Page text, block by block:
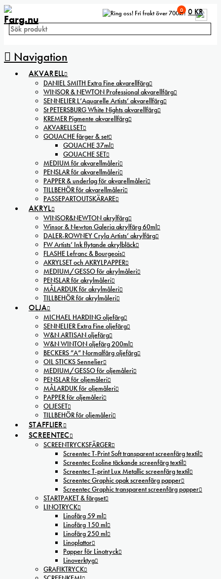
Fri frakt över 700kr!
Navigation
0 0 KR
AKVARELL
DANIEL SMITH Extra Fine akvarellfärg
WINSOR & NEWTON Professional akvarellfärg
SENNELIER L’Aquarelle Artists’ akvarellfärg
St PETERSBURG White Nights akvarellfärg
KREMER Pigmente akvarellfärg
AKVARELLSET
GOUACHE färger & set
GOUACHE 37ml
GOUACHE SET
MEDIUM för akvarellmåleri
PENSLAR för akvarellmåleri
PAPPER & underlag för akvarellmåleri
TILLBEHÖR för akvarellmåleri
PASSEPARTOUTSKÄRARE
AKRYL
WINSOR&NEWTON akrylfärg
Winsor & Newton Galeria akrylfärg 60ml
DALER-ROWNEY Cryla Artists’ akrylfärg
FW Artists’ Ink flytande akrylbläck
FLASHE Lefranc & Bourgeois
AKRYLSET och AKRYLPAPPER
MEDIUM/GESSO för akrylmåleri
PENSLAR för akrylmåleri
MÅLARDUK för akrylmåleri
TILLBEHÖR för akrylmåleri
OLJA
MICHAEL HARDING oljefärg
SENNELIER Extra Fine oljefärg
W&N ARTISAN oljefärg
W&N WINTON oljefärg 200ml
BECKERS ”A” Normalfärg oljefärg
OIL STICKS Sennelier
MEDIUM/GESSO för oljemåleri
PENSLAR för oljemåleri
MÅLARDUK för oljemåleri
PAPPER för oljemåleri
OLJESET
TILLBEHÖR för oljemåleri
STAFFLIER
SCREENTEC
SCREENTRYCKSFÄRGER
Screentec T-Print Soft transparent screenfärg textil
Screentec Ecoline täckande screenfärg textil
Screentec T-print Lux Metallic screenfärg textil
Screentec Graphic opak screenfärg papper
Screentec Graphic transparent screenfärg papper
STARTPAKET & färgset
LINOTRYCK
Linofärg 59 ml
Linofärg 150 ml
Linofärg 250 ml
Linoplattor
Papper för Linotryck
Linoverktyg
GRAFIKTRYCK